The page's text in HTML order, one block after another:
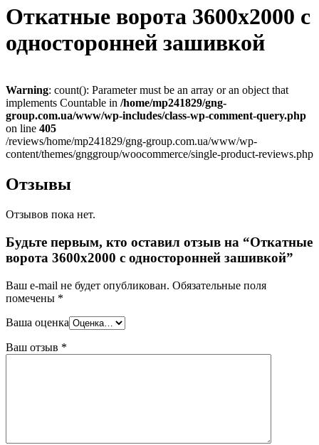
Откатные ворота 3600х2000 с
односторонней зашивкой
Warning: count(): Parameter must be an array or an object that
implements Countable in /home/mp241829/gng-
group.com.ua/www/wp-includes/class-wp-comment-query.php
on line 405
/reviews/home/mp241829/gng-group.com.ua/www/wp-
content/themes/gnggroup/woocommerce/single-product-reviews.php
Отзывы
Отзывов пока нет.
Будьте первым, кто оставил отзыв на “Откатные
ворота 3600х2000 с односторонней зашивкой”
Ваш e-mail не будет опубликован. Обязательные поля
помечены *
Ваша оценка
Ваш отзыв *